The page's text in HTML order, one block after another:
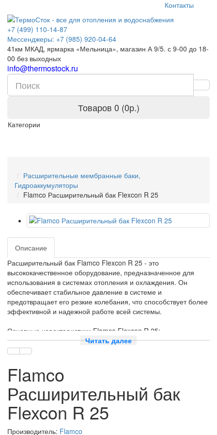
Контакты
+7 (499) 110-14-87
Мессенджеры: +7 (985) 920-04-64
41км МКАД, ярмарка «Мельница», магазин А 9/5. с 9-00 до 18-
00 без выходных
info@thermostock.ru
Товаров 0 (0р.)
Категории
Расширительные мембранные баки,
Гидроаккумуляторы
Flamco Расширительный бак Flexcon R 25
Описание
Расширительный бак Flamco Flexcon R 25 - это
высококачественное оборудование, предназначенное для
использования в системах отопления и охлаждения. Он
обеспечивает стабильное давление в системе и
предотвращает его резкие колебания, что способствует более
эффективной и надежной работе всей системы.
Основные характеристики Flamco Flexcon R 25:
- Объем: 25 литров
- Диапазон температур: от -10 до +99 градусов Цельсия
- Материал корпуса: высококачественная сталь
- Внутреннее покрытие: эпоксидное, устойчивое к коррозии
- Возможность установки в любом положении
Преимущества Flamco Flexcon R 25:
Читать далее
Flamco
Расширительный бак
Flexcon R 25
Производитель: Flamco